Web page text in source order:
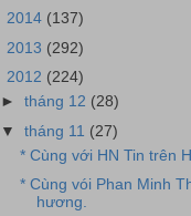
2014 (137)
2013 (292)
2012 (224)
►tháng 12 (28)
▼tháng 11 (27)
* Cùng với HN Tin trên
* Cùng vói Phan Minh
hương.